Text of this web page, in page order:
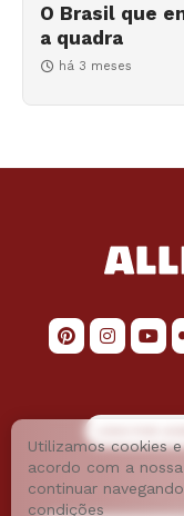
O Brasil que
a quadra
há 3 meses
Utilizamos cookies
acordo com a nossa
continuar
condições